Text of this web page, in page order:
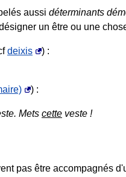
aussi déterminants
un être ou une
deixis ) :
) :
Mets cette veste !
pas être accompagnés